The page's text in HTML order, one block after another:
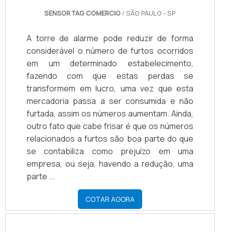
SENSOR TAG COMERCIO / SÃO PAULO - SP
A torre de alarme pode reduzir de forma
considerável o número de furtos ocorridos
em um determinado estabelecimento,
fazendo com que estas perdas se
transformem em lucro, uma vez que esta
mercadoria passa a ser consumida e não
furtada, assim os números aumentam. Ainda,
outro fato que cabe frisar é que os números
relacionados a furtos são boa parte do que
se contabiliza como prejuízo em uma
empresa, ou seja, havendo a redução, uma
parte ...
COTAR AGORA